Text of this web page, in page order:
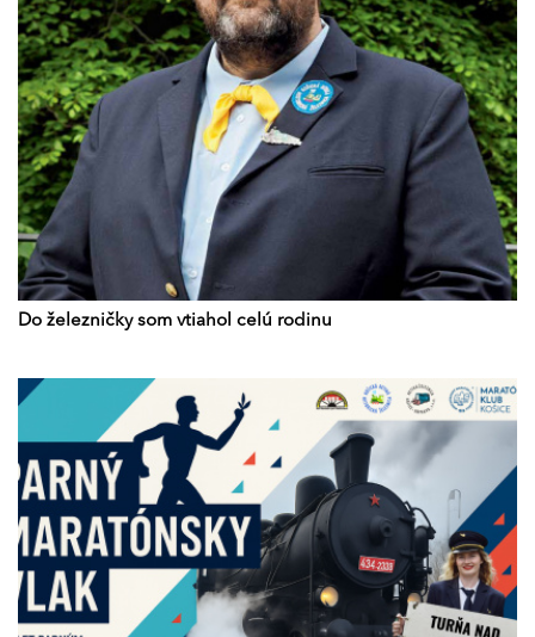
Do železničky som vtiahol celú rodinu